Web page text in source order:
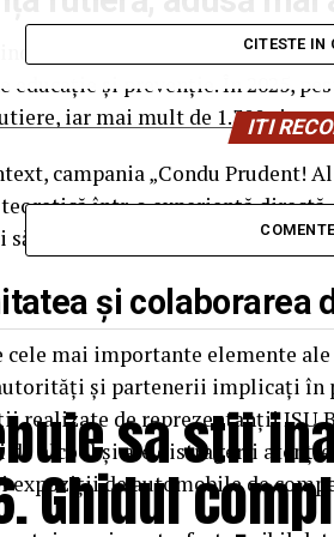
accidentele rutiere din
și prevenție. În 2025,
iar mai mult de 1.300 și-au
campania „Condu Prudent!
într-o experiență
să înțeleagă concret impactul
și
mai importante elemente
și partenerii implicați în
realizate de reprezentanții ISU
de alcool și ale distragerii
expoziții de automobile de
CITESTE IN
ITI
sa stii
Ghidul